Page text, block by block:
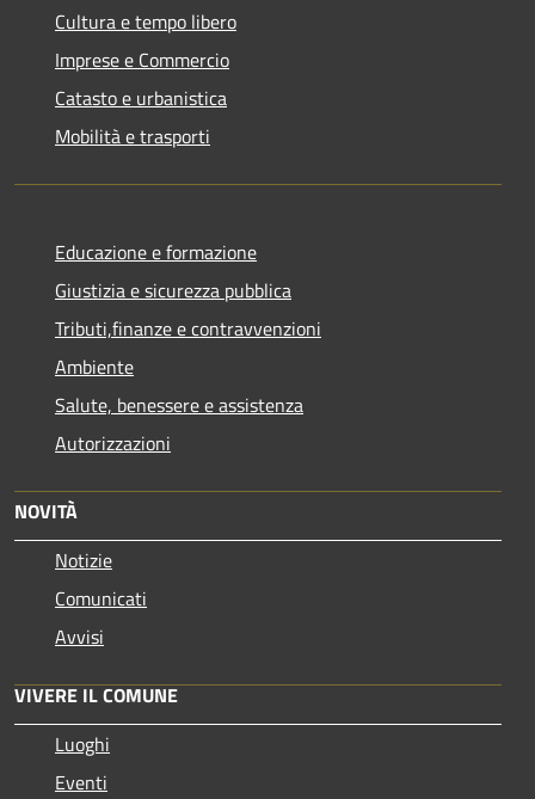
Cultura e tempo libero
Imprese e Commercio
Catasto e urbanistica
Mobilità e trasporti
Educazione e formazione
Giustizia e sicurezza pubblica
Tributi,finanze e contravvenzioni
Ambiente
Salute, benessere e assistenza
Autorizzazioni
NOVITÀ
Notizie
Comunicati
Avvisi
VIVERE IL COMUNE
Luoghi
Eventi